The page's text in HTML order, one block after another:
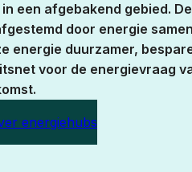
een afgebakend gebied.
door energie
energie duurzamer,
voor de energievraag
energiehubs